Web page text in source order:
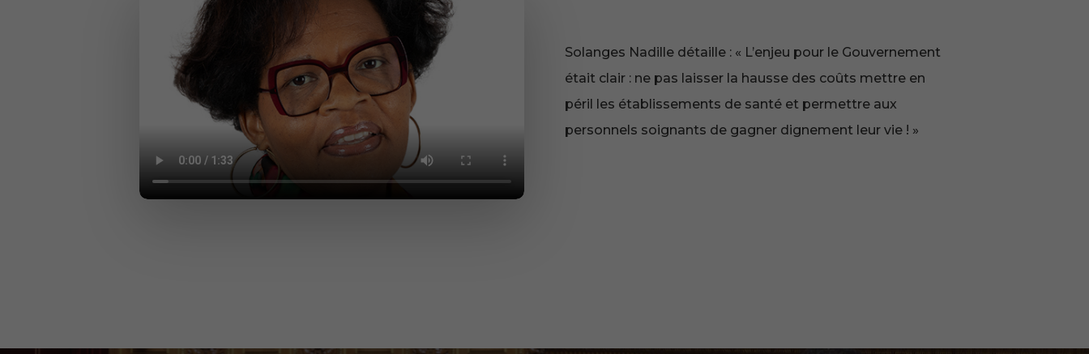
Solanges Nadille détaille : « L’enjeu pour le Gouvernement
était clair : ne pas laisser la hausse des coûts mettre en
péril les établissements de santé et permettre aux
personnels soignants de gagner dignement leur vie ! »